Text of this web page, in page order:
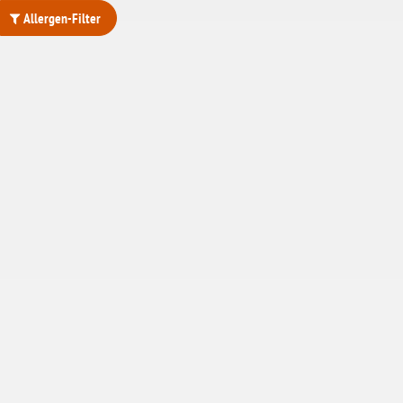
Allergen-Filter